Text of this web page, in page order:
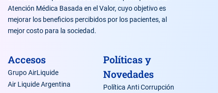
Atención Médica Basada en el Valor, cuyo objetivo es
mejorar los beneficios percibidos por los pacientes, al
mejor costo para la sociedad.
Accesos
Grupo AirLiquide
Air Liquide Argentina
Políticas y
Novedades
Política Anti Corrupción